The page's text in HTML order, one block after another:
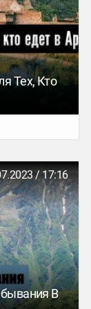
Тех, Кто
/ 17:16
В